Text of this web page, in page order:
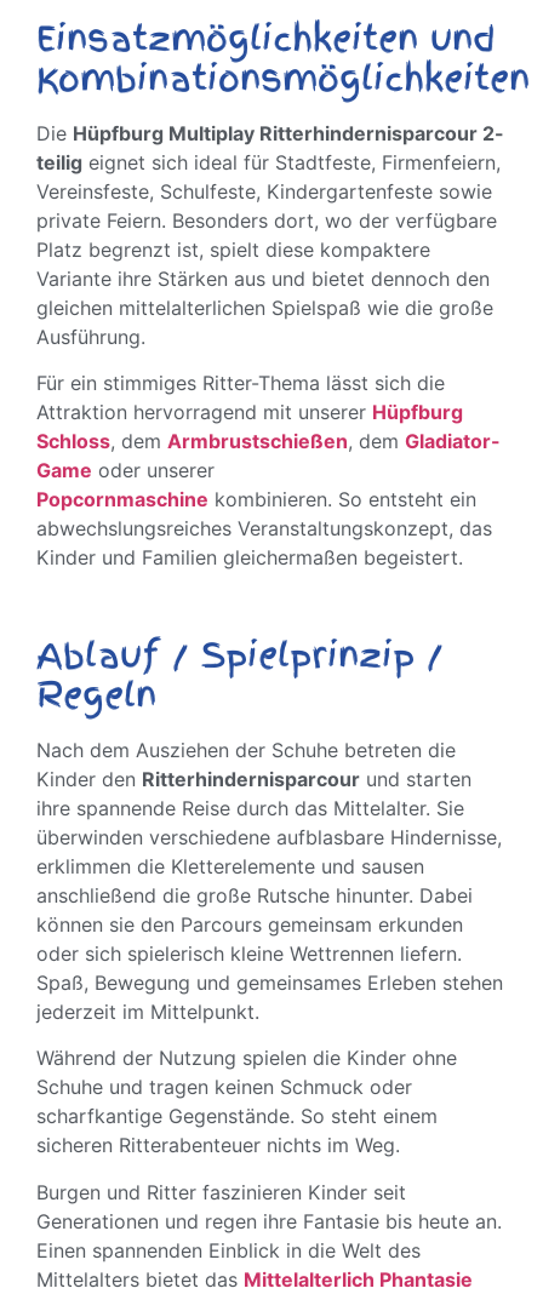
Einsatzmöglichkeiten und
Kombinationsmöglichkeiten
Die Hüpfburg Multiplay Ritterhindernisparcour 2-
teilig eignet sich ideal für Stadtfeste, Firmenfeiern,
Vereinsfeste, Schulfeste, Kindergartenfeste sowie
private Feiern. Besonders dort, wo der verfügbare
Platz begrenzt ist, spielt diese kompaktere
Variante ihre Stärken aus und bietet dennoch den
gleichen mittelalterlichen Spielspaß wie die große
Ausführung.
Für ein stimmiges Ritter-Thema lässt sich die
Attraktion hervorragend mit unserer Hüpfburg
Schloss, dem Armbrustschießen, dem Gladiator-
Game oder unserer
Popcornmaschine kombinieren. So entsteht ein
abwechslungsreiches Veranstaltungskonzept, das
Kinder und Familien gleichermaßen begeistert.
Ablauf / Spielprinzip /
Regeln
Nach dem Ausziehen der Schuhe betreten die
Kinder den Ritterhindernisparcour und starten
ihre spannende Reise durch das Mittelalter. Sie
überwinden verschiedene aufblasbare Hindernisse,
erklimmen die Kletterelemente und sausen
anschließend die große Rutsche hinunter. Dabei
können sie den Parcours gemeinsam erkunden
oder sich spielerisch kleine Wettrennen liefern.
Spaß, Bewegung und gemeinsames Erleben stehen
jederzeit im Mittelpunkt.
Während der Nutzung spielen die Kinder ohne
Schuhe und tragen keinen Schmuck oder
scharfkantige Gegenstände. So steht einem
sicheren Ritterabenteuer nichts im Weg.
Burgen und Ritter faszinieren Kinder seit
Generationen und regen ihre Fantasie bis heute an.
Einen spannenden Einblick in die Welt des
Mittelalters bietet das Mittelalterlich Phantasie